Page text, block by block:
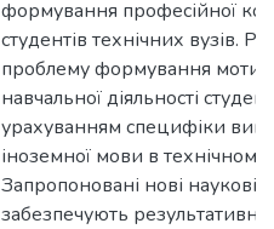
формування професійної
студентів технічних вузів.
проблему формування
навчальної діяльності
урахуванням специфіки
іноземної мови в технічному
Запропоновані нові наукові
забезпечують